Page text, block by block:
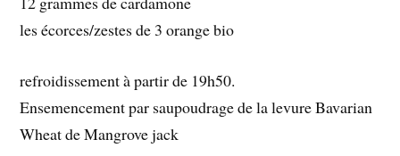
les écorces/zestes de 3 orange bio
refroidissement à partir de 19h50.
Ensemencement par saupoudrage de la levure Bavarian
Wheat de Mangrove jack